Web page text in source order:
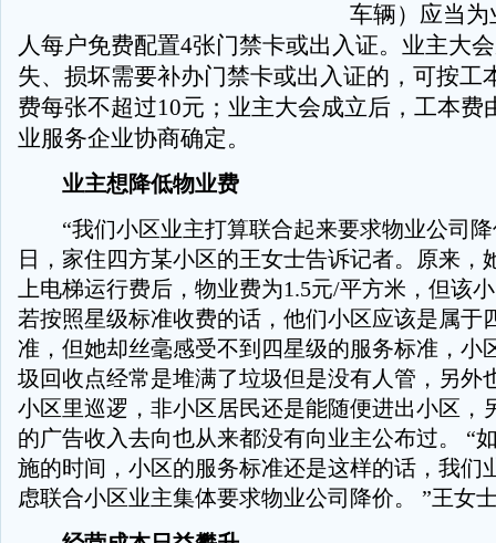
车辆）应当
人每户免费配置4张门禁卡或出入证。业主大
失、损坏需要补办门禁卡或出入证的，可按工
费每张不超过10元；业主大会成立后，工本费
业服务企业协商确定。
业主想降低物业费
“我们小区业主打算联合起来要求物业公司降
日，家住四方某小区的王女士告诉记者。原来，
上电梯运行费后，物业费为1.5元/平方米，但该
若按照星级标准收费的话，他们小区应该是属于
准，但她却丝毫感受不到四星级的服务标准，小
圾回收点经常是堆满了垃圾但是没有人管，另外
小区里巡逻，非小区居民还是能随便进出小区，
的广告收入去向也从来都没有向业主公布过。 “
施的时间，小区的服务标准还是这样的话，我们
虑联合小区业主集体要求物业公司降价。 ”王女